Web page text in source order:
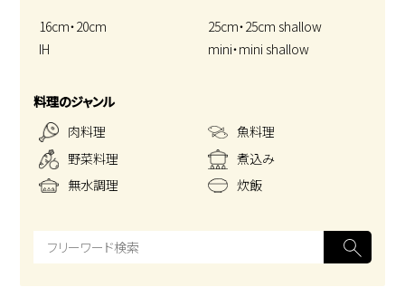
16cm・20cm
25cm・25cm shallow
IH
mini・mini shallow
料理のジャンル
肉料理
魚料理
野菜料理
煮込み
無水調理
炊飯